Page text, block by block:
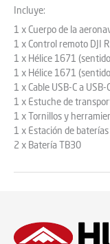
Incluye:
1 x Cuerpo de la
1 x Control remoto DJI
1 x Hélice 1671
1 x Hélice 1671
1 x Cable USB-C a USB-
1 x Estuche de
1 x Tornillos y
1 x Estación de
2 x Batería TB30